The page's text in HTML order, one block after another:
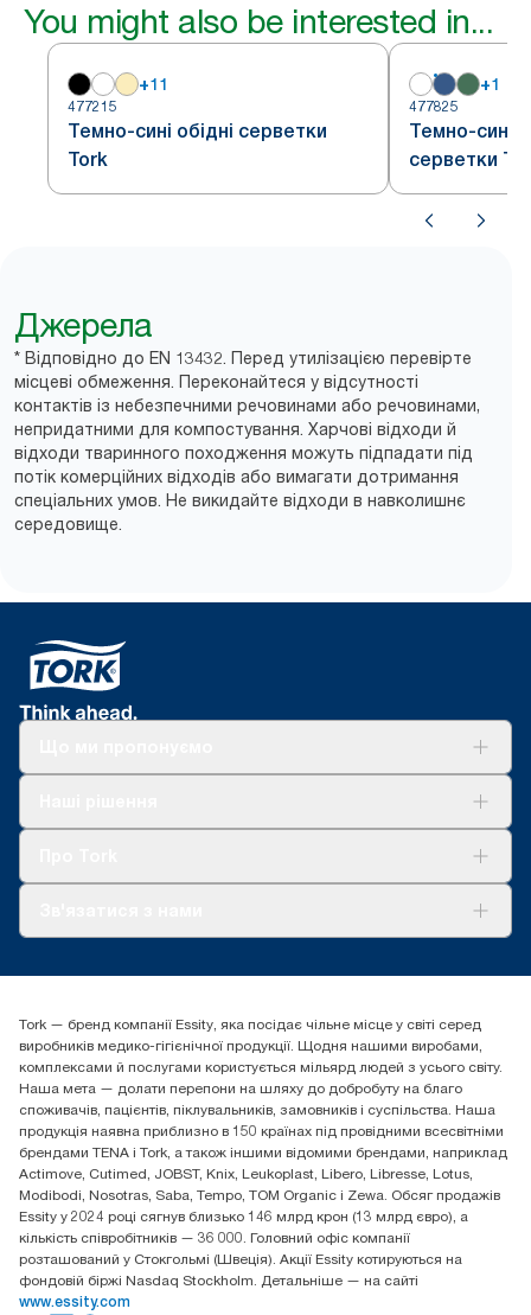
You might also be interested in...
+11
477215
Темно-сині обідні серветки
Tork
+1
477825
Темно-сині
серветки
Джерела
* Відповідно до EN 13432. Перед утилізацією перевірте
місцеві обмеження. Переконайтеся у відсутності
контактів із небезпечними речовинами або речовинами,
непридатними для компостування. Харчові відходи й
відходи тваринного походження можуть підпадати під
потік комерційних відходів або вимагати дотримання
спеціальних умов. Не викидайте відходи в навколишнє
середовище.
(+38) 044 490 55 66
Essity Україна
04071 м. Київ, вул. Григорія Сковороди 19,
Тел. +38 044 490 55 66
Tork — бренд компанії Essity, яка посідає чільне місце у світі серед
виробників медико-гігієнічної продукції. Щодня нашими виробами,
комплексами й послугами користується мільярд людей з усього світу.
Наша мета — долати перепони на шляху до добробуту на благо
споживачів, пацієнтів, піклувальників, замовників і суспільства. Наша
продукція наявна приблизно в 150 країнах під провідними всесвітніми
брендами TENA і Tork, а також іншими відомими брендами, наприклад
Actimove, Cutimed, JOBST, Knix, Leukoplast, Libero, Libresse, Lotus,
Modibodi, Nosotras, Saba, Tempo, TOM Organic і Zewa. Обсяг продажів
Essity у 2024 році сягнув близько 146 млрд крон (13 млрд євро), а
кількість співробітників — 36 000. Головний офіс компанії
розташований у Стокгольмі (Швеція). Акції Essity котируються на
фондовій біржі Nasdaq Stockholm. Детальніше — на сайті
www.essity.com